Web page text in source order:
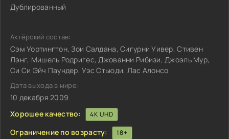
Дублированный
Актёрский состав:
Сэм Уортингтон, Зои Салдана, Сигурни Уивер, Стивен
Лэнг, Мишель Родригес, Джованни Рибизи, Джоэль Мур,
Си Си Эйч Паундер, Уэс Стьюди, Лас Алонсо
Дата выхода в мире:
10 декабря 2009
Хорошее качество:
4K UHD
Ограничение по возрасту: 18+